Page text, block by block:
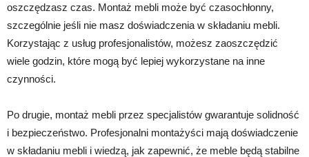
oszczędzasz czas. Montaż mebli może być czasochłonny,
szczególnie jeśli nie masz doświadczenia w składaniu mebli.
Korzystając z usług profesjonalistów, możesz zaoszczędzić
wiele godzin, które mogą być lepiej wykorzystane na inne
czynności.
Po drugie, montaż mebli przez specjalistów gwarantuje solidność
i bezpieczeństwo. Profesjonalni montażyści mają doświadczenie
w składaniu mebli i wiedzą, jak zapewnić, że meble będą stabilne